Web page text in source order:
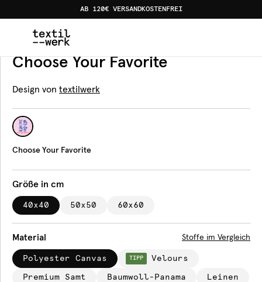
AB 120€ VERSANDKOSTENFREI
Produkte Kissen Choose Your Favorite
Kissen
Choose Your Favorite
Design von textilwerk
Choose Your Favorite
Größe in cm
40x40 50x50 60x60
Material Stoffe im Vergleich
Polyester Canvas TIPP Velours
Premium Samt Baumwoll-Panama Leinen